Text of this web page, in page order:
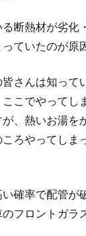
断熱材が劣化
ていたのが原
さんは知って
こでやってし
、熱いお湯を
ろやってしま
確率で配管が
フロントガラ